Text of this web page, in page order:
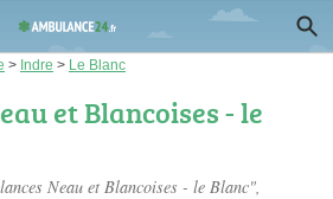
> Indre > Le Blanc
et Blancoises - le
Neau et Blancoises - le Blanc",